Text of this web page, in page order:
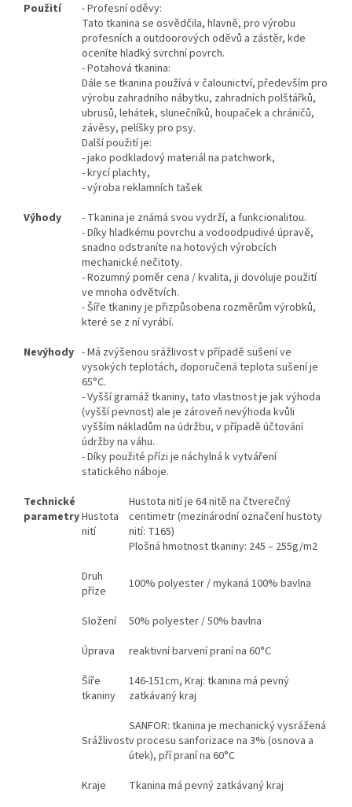
Použití
- Profesní oděvy:
Tato tkanina se osvědčila, hlavně, pro výrobu
profesních a outdoorových oděvů a zástěr, kde
oceníte hladký svrchní povrch.
- Potahová tkanina:
Dále se tkanina používá v čalounictví, především pro
výrobu zahradního nábytku, zahradních polštářků,
ubrusů, lehátek, slunečníků, houpaček a chráničů,
závěsy, pelíšky pro psy.
Další použití je:
- jako podkladový materiál na patchwork,
- krycí plachty,
- výroba reklamních tašek
Výhody
- Tkanina je známá svou vydrží, a funkcionalitou.
- Díky hladkému povrchu a vodoodpudivé úpravě,
snadno odstraníte na hotových výrobcích
mechanické nečitoty.
- Rozumný poměr cena / kvalita, ji dovoluje použití
ve mnoha odvětvích.
- Šíře tkaniny je přizpůsobena rozměrům výrobků,
které se z ní vyrábí.
Nevýhody - Má zvýšenou srážlivost v případě sušení ve
vysokých teplotách, doporučená teplota sušení je
65°C.
- Vyšší gramáž tkaniny, tato vlastnost je jak výhoda
(vyšší pevnost) ale je zároveň nevýhoda kvůli
vyšším nákladům na údržbu, v případě účtování
údržby na váhu.
- Díky použité přízi je náchylná k vytváření
statického náboje.
Technické
parametryHustota
nití
Hustota nití je 64 nitě na čtverečný
centimetr (mezinárodní označení hustoty
nití: T165)
Plošná hmotnost tkaniny: 245 – 255g/m2
Druh
příze
100% polyester / mykaná 100% bavlna
Složení
50% polyester / 50% bavlna
Úprava
reaktivní barvení praní na 60°C
Šíře
tkaniny
146-151cm, Kraj: tkanina má pevný
zatkávaný kraj
Srážlivost
SANFOR: tkanina je mechanický vysrážená
v procesu sanforizace na 3% (osnova a
útek), pří praní na 60°C
Kraje
Tkanina má pevný zatkávaný kraj